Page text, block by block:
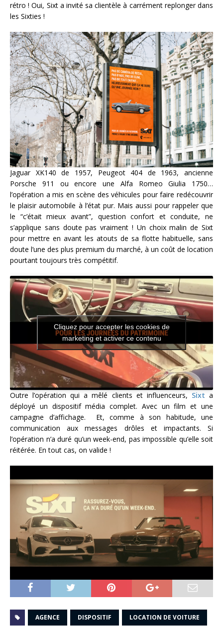
rétro ! Oui, Sixt a invité sa clientèle à carrément replonger dans
les Sixties !
Jaguar XK140 de 1957, Peugeot 404 de 1963, ancienne
Porsche 911 ou encore une Alfa Romeo Giulia 1750…
l’opération a mis en scène des véhicules pour faire redécouvrir
le plaisir automobile à l’état pur. Mais aussi pour rappeler que
le “c’était mieux avant”, question confort et conduite, ne
s’applique sans doute pas vraiment ! Un choix malin de Sixt
pour mettre en avant les atouts de sa flotte habituelle, sans
doute l’une des plus premium du marché, à un coût de location
pourtant toujours très compétitif.
Cliquez pour accepter les cookies de
marketing et activer ce contenu
Outre l’opération qui a mêlé clients et influenceurs, Sixt a
déployé un dispositif média complet. Avec un film et une
campagne d’affichage. Et, comme à son habitude, une
communication aux messages drôles et impactants. Si
l’opération n’a duré qu’un week-end, pas impossible qu’elle soit
réitérée. En tout cas, on valide !
AGENCE DISPOSITIF LOCATION DE VOITURE